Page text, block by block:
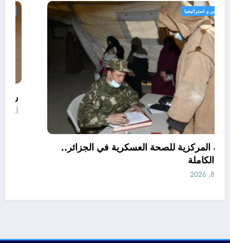
الحدث امن و استراتيجيا
المديرية المركزية للصحة العسكرية في الجزائر..
البيانات الكاملة
أغسطس 8, 2026